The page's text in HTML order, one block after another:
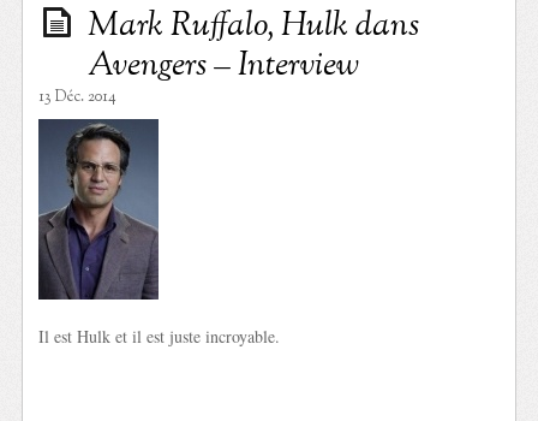
Mark Ruffalo, Hulk dans
Avengers – Interview
13 Déc. 2014
Il est Hulk et il est juste incroyable.